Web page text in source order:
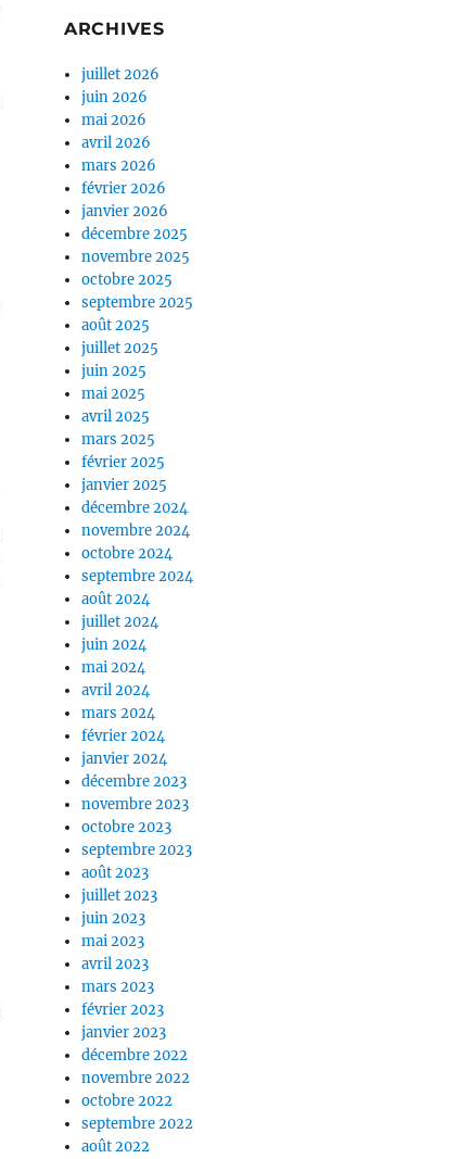
ARCHIVES
juillet 2026
juin 2026
mai 2026
avril 2026
mars 2026
février 2026
janvier 2026
décembre 2025
novembre 2025
octobre 2025
septembre 2025
août 2025
juillet 2025
juin 2025
mai 2025
avril 2025
mars 2025
février 2025
janvier 2025
décembre 2024
novembre 2024
octobre 2024
septembre 2024
août 2024
juillet 2024
juin 2024
mai 2024
avril 2024
mars 2024
février 2024
janvier 2024
décembre 2023
novembre 2023
octobre 2023
septembre 2023
août 2023
juillet 2023
juin 2023
mai 2023
avril 2023
mars 2023
février 2023
janvier 2023
décembre 2022
novembre 2022
octobre 2022
septembre 2022
août 2022